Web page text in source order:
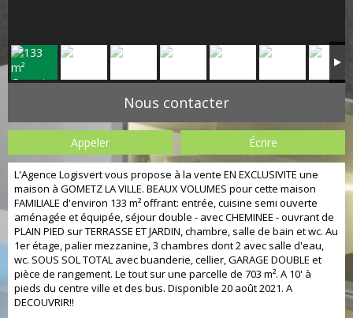
Nous contacter
Appeler Écrire
L'Agence Logisvert vous propose à la vente EN EXCLUSIVITE une
maison à GOMETZ LA VILLE. BEAUX VOLUMES pour cette maison
FAMILIALE d'environ 133 m² offrant: entrée, cuisine semi ouverte
aménagée et équipée, séjour double - avec CHEMINEE - ouvrant de
PLAIN PIED sur TERRASSE ET JARDIN, chambre, salle de bain et wc. Au
1er étage, palier mezzanine, 3 chambres dont 2 avec salle d'eau,
wc. SOUS SOL TOTAL avec buanderie, cellier, GARAGE DOUBLE et
pièce de rangement. Le tout sur une parcelle de 703 m². A 10' à
pieds du centre ville et des bus. Disponible 20 août 2021. A
DECOUVRIR!!